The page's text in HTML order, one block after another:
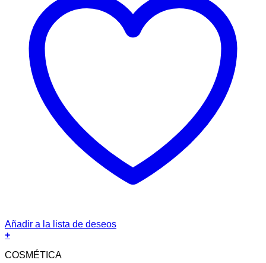
Añadir a la lista de deseos
+
COSMÉTICA